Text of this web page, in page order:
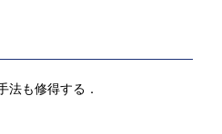
法も修得する．